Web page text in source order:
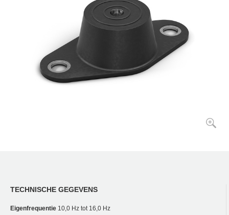
TECHNISCHE GEGEVENS
Eigenfrequentie 10,0 Hz tot 16,0 Hz